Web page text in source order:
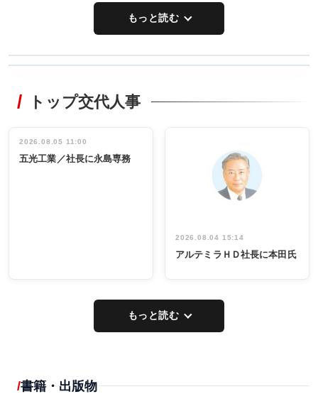
もっと読む
非鉄業界で
インタビュ
ー／社内ア
タックトレー
祝う 業界関
係者ら220人
出席
トップ交代人事
2026.08.05 11:00
五光工業／社長に永島専務
2026.08.04 15:14
アルテミラＨＤ社長に本田氏
もっと読む
書籍・出版物